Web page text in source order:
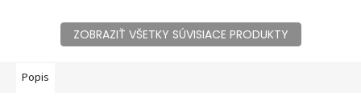
ZOBRAZIŤ VŠETKY SÚVISIACE PRODUKTY
Popis